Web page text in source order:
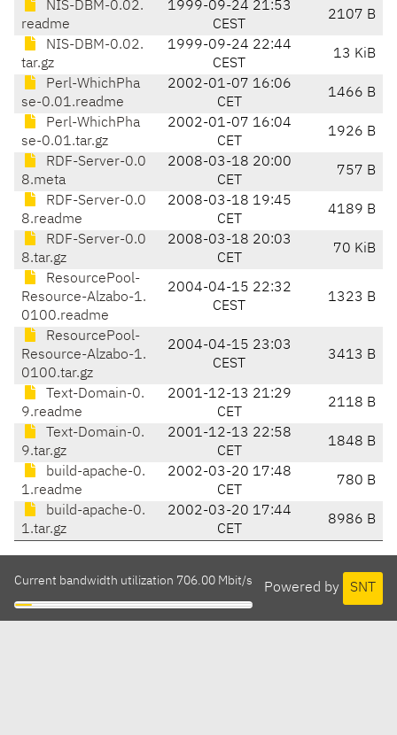
NIS-DBM-0.02.
readme
1999-09-24 21:53
CEST
2107 B
NIS-DBM-0.02.
tar.gz
1999-09-24 22:44
CEST
13 KiB
Perl-WhichPha
se-0.01.readme
2002-01-07 16:06
CET
1466 B
Perl-WhichPha
se-0.01.tar.gz
2002-01-07 16:04
CET
1926 B
RDF-Server-0.0
8.meta
2008-03-18 20:00
CET
757 B
RDF-Server-0.0
8.readme
2008-03-18 19:45
CET
4189 B
RDF-Server-0.0
8.tar.gz
2008-03-18 20:03
CET
70 KiB
ResourcePool-
Resource-Alzabo-1.
0100.readme
2004-04-15 22:32
CEST
1323 B
ResourcePool-
Resource-Alzabo-1.
0100.tar.gz
2004-04-15 23:03
CEST
3413 B
Text-Domain-0.
9.readme
2001-12-13 21:29
CET
2118 B
Text-Domain-0.
9.tar.gz
2001-12-13 22:58
CET
1848 B
build-apache-0.
1.readme
2002-03-20 17:48
CET
780 B
build-apache-0.
1.tar.gz
2002-03-20 17:44
CET
8986 B
Powered by SNT
Current bandwidth utilization 706.00 Mbit/s